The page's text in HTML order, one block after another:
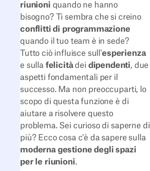
riunioni quando ne hanno
bisogno? Ti sembra che si creino
conflitti di programmazione
quando il tuo team è in sede?
Tutto ciò influisce sull'esperienza
e sulla felicitàdei dipendenti, due
aspetti fondamentali per il
successo. Ma non preoccuparti, lo
scopo di questa funzione è di
aiutare a risolvere questo
problema. Sei curioso di saperne di
più? Ecco cosa c'è da sapere sulla
moderna gestione degli spazi
per le riunioni.